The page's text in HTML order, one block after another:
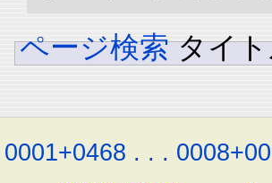
ページ検索 タイ
0001+0468 . . .